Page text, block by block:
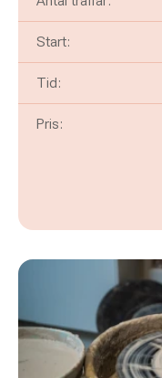
Start:
Tid:
Pris: